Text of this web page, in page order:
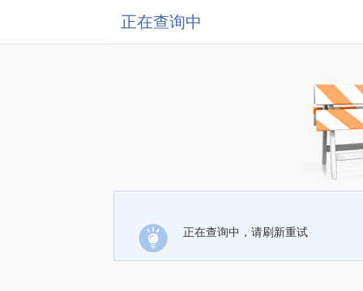
正在查询中
正在查询中，请刷新重试